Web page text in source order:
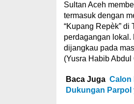
Sultan Aceh
termasuk dengan
“Kupang Repèk”
perdagangan lokal.
dijangkau pada
(Yusra Habib Abdul
Baca Juga Calon
Dukungan Parpol